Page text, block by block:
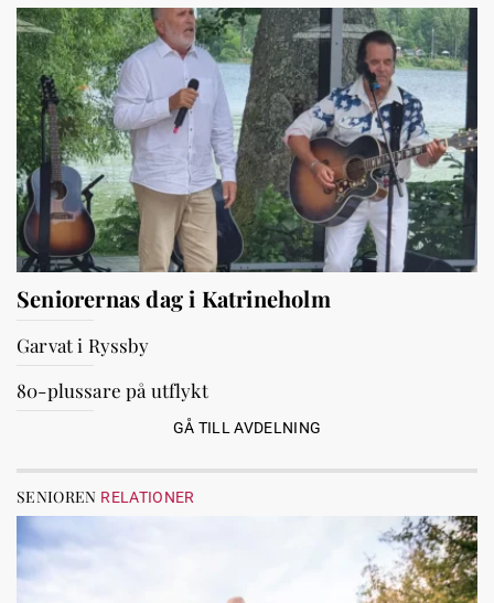
Seniorernas dag i Katrineholm
Garvat i Ryssby
80-plussare på utflykt
GÅ TILL AVDELNING
SENIOREN RELATIONER